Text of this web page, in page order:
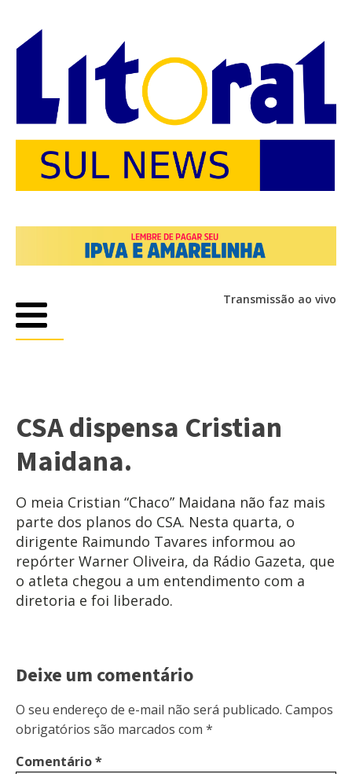
Transmissão ao vivo
CSA dispensa Cristian
Maidana.
O meia Cristian “Chaco” Maidana não faz mais
parte dos planos do CSA. Nesta quarta, o
dirigente Raimundo Tavares informou ao
repórter Warner Oliveira, da Rádio Gazeta, que
o atleta chegou a um entendimento com a
diretoria e foi liberado.
Deixe um comentário
O seu endereço de e-mail não será publicado. Campos
obrigatórios são marcados com *
Comentário*